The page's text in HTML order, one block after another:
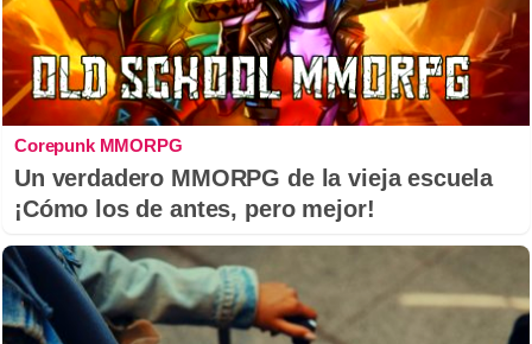
Corepunk MMORPG
Un verdadero MMORPG de la vieja escuela
¡Cómo los de antes, pero mejor!